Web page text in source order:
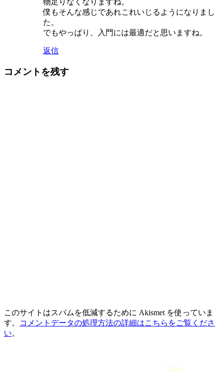
物足りなくなりますね。
僕もそんな感じであれこれいじるようになりまし
た。
でもやっぱり、入門には最適だと思いますね。
返信
コメントを残す
このサイトはスパムを低減するために Akismet を使っていま
す。
コメントデータの処理方法の詳細はこちらをご覧くださ
い。